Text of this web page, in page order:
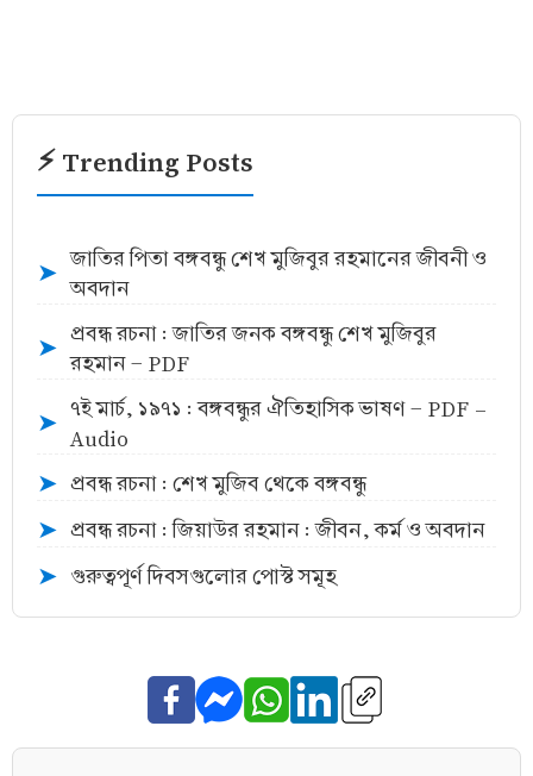
⚡ Trending Posts
➤
জাতির পিতা বঙ্গবন্ধু শেখ মুজিবুর রহমানের জীবনী ও
অবদান
➤
প্রবন্ধ রচনা : জাতির জনক বঙ্গবন্ধু শেখ মুজিবুর
রহমান - PDF
➤
৭ই মার্চ, ১৯৭১ : বঙ্গবন্ধুর ঐতিহাসিক ভাষণ - PDF -
Audio
➤ প্রবন্ধ রচনা : শেখ মুজিব থেকে বঙ্গবন্ধু
➤ প্রবন্ধ রচনা : জিয়াউর রহমান : জীবন, কর্ম ও অবদান
➤ গুরুত্বপূর্ণ দিবসগুলোর পোস্ট সমূহ